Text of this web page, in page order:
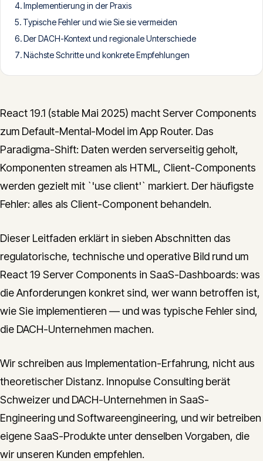
CONTACT
info@innopulse.io
Implementierung in der Praxis
Typische Fehler und wie Sie sie vermeiden
Der DACH-Kontext und regionale Unterschiede
Nächste Schritte und konkrete Empfehlungen
React 19.1 (stable Mai 2025) macht Server Components
zum Default-Mental-Model im App Router. Das
Paradigma-Shift: Daten werden serverseitig geholt,
Komponenten streamen als HTML, Client-Components
werden gezielt mit `'use client'` markiert. Der häufigste
Fehler: alles als Client-Component behandeln.
Dieser Leitfaden erklärt in sieben Abschnitten das
regulatorische, technische und operative Bild rund um
React 19 Server Components in SaaS-Dashboards: was
die Anforderungen konkret sind, wer wann betroffen ist,
wie Sie implementieren — und was typische Fehler sind,
die DACH-Unternehmen machen.
Wir schreiben aus Implementation-Erfahrung, nicht aus
theoretischer Distanz. Innopulse Consulting berät
Schweizer und DACH-Unternehmen in SaaS-
Engineering und Softwareengineering, und wir betreiben
eigene SaaS-Produkte unter denselben Vorgaben, die
wir unseren Kunden empfehlen.